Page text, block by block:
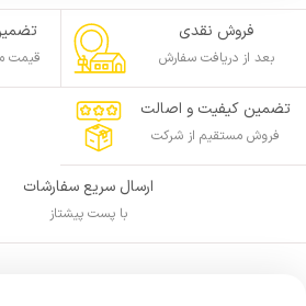
فروش نقدی
بعد از دریافت سفارش قیمت
تضمین کیفیت و اصالت
فروش مستقیم از شرکت
ارسال سریع سفارشات
با پست پیشتاز